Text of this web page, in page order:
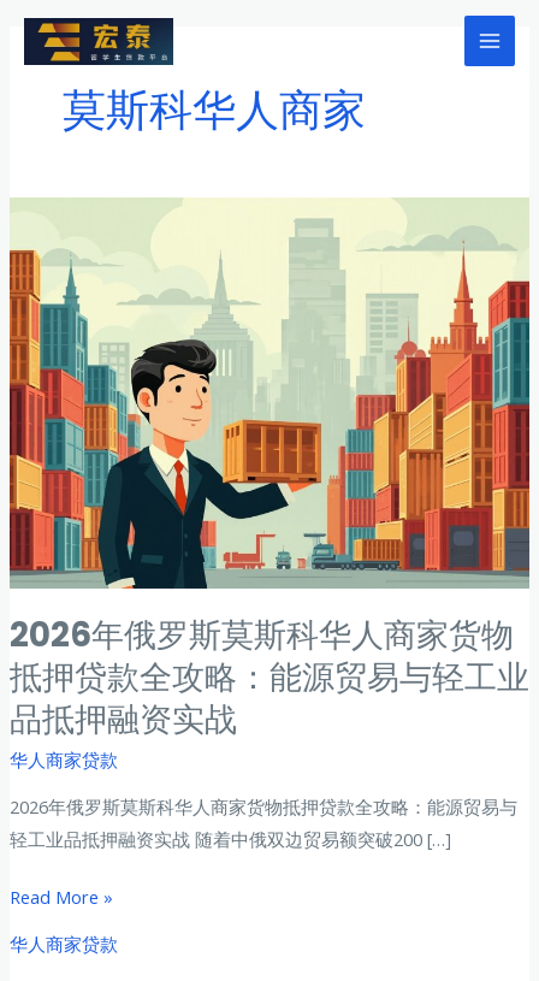
Main
莫斯科华人商家
2026年俄罗斯莫斯科华人商家货物
抵押贷款全攻略：能源贸易与轻工业
品抵押融资实战
华人商家贷款
2026年俄罗斯莫斯科华人商家货物抵押贷款全攻略：能源贸易与
轻工业品抵押融资实战 随着中俄双边贸易额突破200 […]
2026
俄
Read More »
华人商家贷款